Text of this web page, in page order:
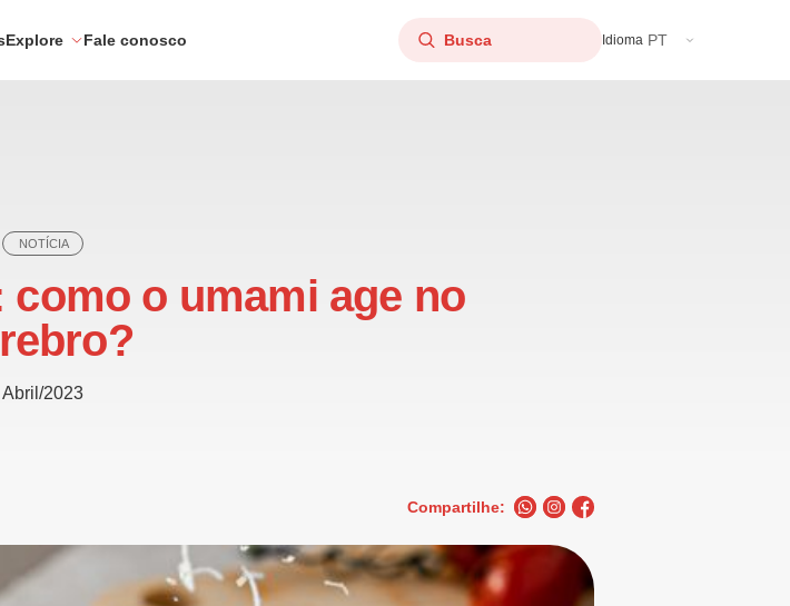
Explore Fale conosco Idioma PT
NOTÍCIA
o umami age no
Abril/2023
Compartilhe: